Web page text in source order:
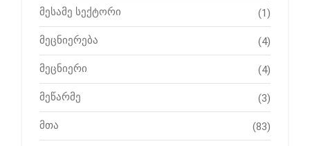
მესამე სექტორი (1)
მეცნიერება (4)
მეცნიერი (4)
მეწარმე (3)
მთა (83)